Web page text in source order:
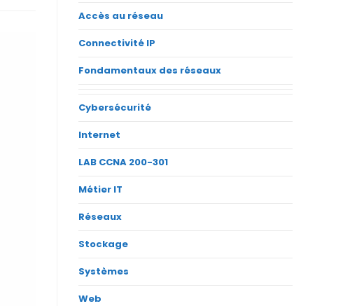
Accès au réseau
Connectivité IP
Fondamentaux des réseaux
Cybersécurité
Internet
LAB CCNA 200-301
Métier IT
Réseaux
Stockage
Systèmes
Web